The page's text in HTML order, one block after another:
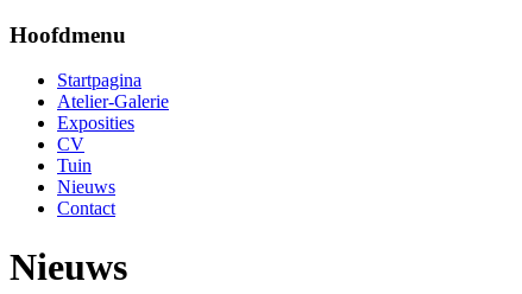
Hoofdmenu
Startpagina
Atelier-Galerie
Exposities
CV
Tuin
Nieuws
Contact
Nieuws